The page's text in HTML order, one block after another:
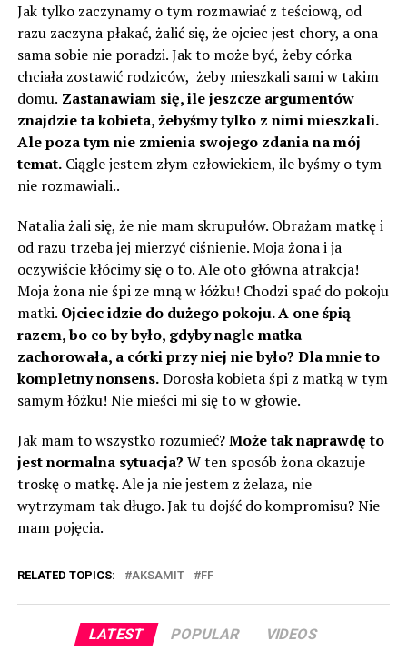
Jak tylko zaczynamy o tym rozmawiać z teściową, od
razu zaczyna płakać, żalić się, że ojciec jest chory, a ona
sama sobie nie poradzi. Jak to może być, żeby córka
chciała zostawić rodziców, żeby mieszkali sami w takim
domu. Zastanawiam się, ile jeszcze argumentów
znajdzie ta kobieta, żebyśmy tylko z nimi mieszkali.
Ale poza tym nie zmienia swojego zdania na mój
temat.Ciągle jestem złym człowiekiem, ile byśmy o tym
nie rozmawiali..
Natalia żali się, że ​​nie mam skrupułów. Obrażam matkę i
od razu trzeba jej mierzyć ciśnienie. Moja żona i ja
oczywiście kłócimy się o to. Ale oto główna atrakcja!
Moja żona nie śpi ze mną w łóżku! Chodzi spać do pokoju
matki. Ojciec idzie do dużego pokoju. A one śpią
razem, bo co by było, gdyby nagle matka
zachorowała, a córki przy niej nie było? Dla mnie to
kompletny nonsens.Dorosła kobieta śpi z matką w tym
samym łóżku! Nie mieści mi się to w głowie.
Jak mam to wszystko rozumieć?Może tak naprawdę to
jest normalna sytuacja? W ten sposób żona okazuje
troskę o matkę. Ale ja nie jestem z żelaza, nie
wytrzymam tak długo. Jak tu dojść do kompromisu? Nie
mam pojęcia.
RELATED TOPICS: AKSAMIT FF
LATEST POPULAR VIDEOS